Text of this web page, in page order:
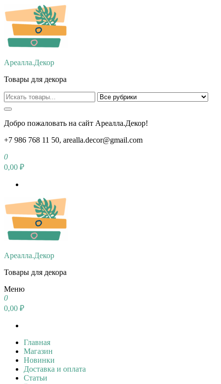
Перейти
к
содержимому
Ареалла.Декор
Товары для декора
Добро пожаловать на сайт Ареалла.Декор!
+7 986 768 11 50, arealla.decor@gmail.com
0
0,00 ₽
Ареалла.Декор
Товары для декора
Меню
0
0,00 ₽
Главная
Магазин
Новинки
Доставка и оплата
Статьи